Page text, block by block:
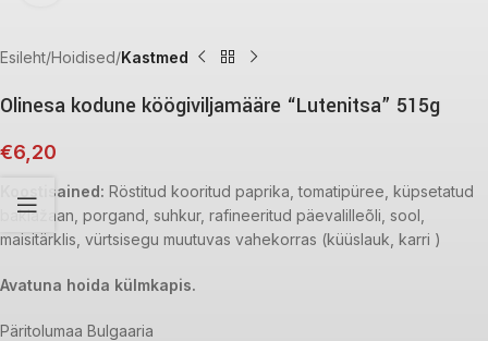
Esileht Hoidised Kastmed
Olinesa kodune köögiviljamääre “Lutenitsa” 515g
€6,20
Koostisained: Röstitud kooritud paprika, tomatipüree, küpsetatud
baklažaan, porgand, suhkur, rafineeritud päevalilleõli, sool,
maisitärklis, vürtsisegu muutuvas vahekorras (küüslauk, karri )
Avatuna hoida külmkapis.
Päritolumaa Bulgaaria